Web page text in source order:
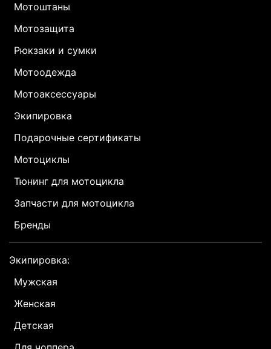
Мотоштаны
Мотозащита
Рюкзаки и сумки
Мотоодежда
Мотоаксессуары
Экипировка
Подарочные сертификаты
Мотоциклы
Тюнинг для мотоцикла
Запчасти для мотоцикла
Бренды
Экипировка:
Мужская
Женская
Детская